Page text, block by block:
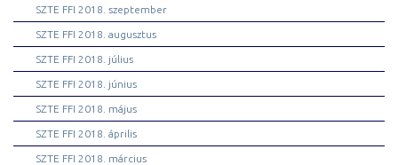
SZTE FFI 2018. szeptember
SZTE FFI 2018. augusztus
SZTE FFI 2018. július
SZTE FFI 2018. június
SZTE FFI 2018. május
SZTE FFI 2018. április
SZTE FFI 2018. március